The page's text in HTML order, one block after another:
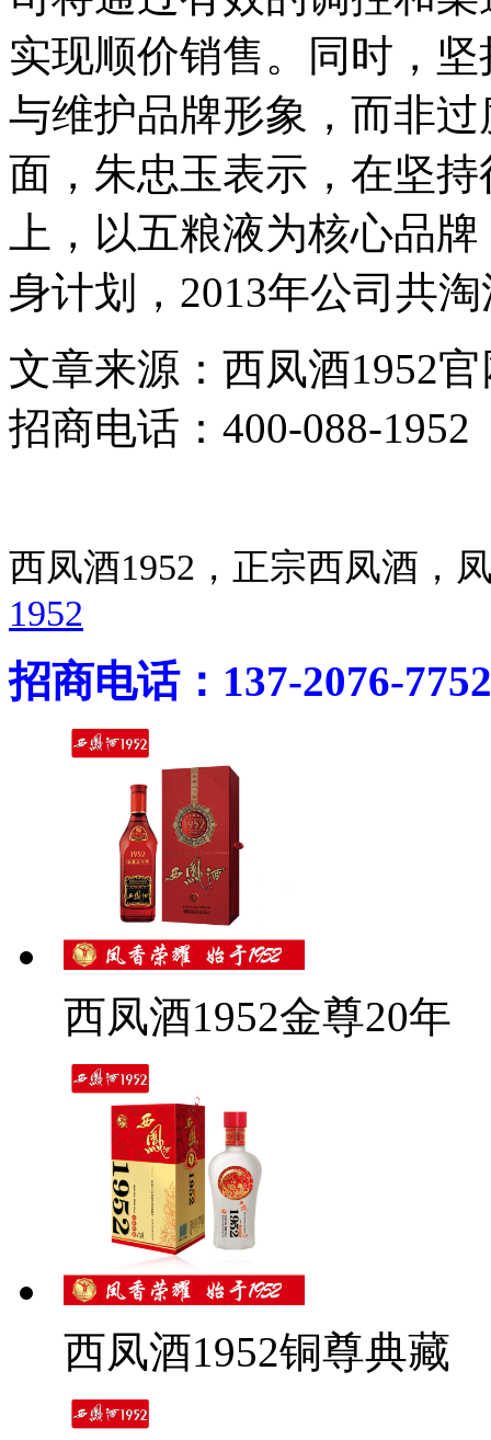
实现顺价销售。同时，
与维护品牌形象，而非
面，朱忠玉表示，在坚
上，以五粮液为核心品
身计划，2013年公司共
文章来源：西凤酒1952
招商电话：400-088-1952
西凤酒1952，正宗西凤酒
1952
招商电话：137-2076-7752
西凤酒1952金尊20年
西凤酒1952铜尊典藏